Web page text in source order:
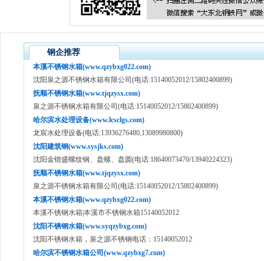
钢企推荐
本溪不锈钢水箱(www.qzybxg022.com)
沈阳泉之源不锈钢水箱有限公司(电话:15140052012/15802400899)
抚顺不锈钢水箱(www.tjqzysx.com)
泉之源不锈钢水箱有限公司(电话:15140052012/15802400899)
哈尔滨水处理设备(www.lcsclgs.com)
龙宸水处理设备(电话:13936276480,13089980800)
沈阳建筑钢(www.sysjks.com)
沈阳金锴盛螺纹钢、盘螺、盘圆(电话:18640073470/13940224323)
抚顺不锈钢水箱(www.tjqzysx.com)
泉之源不锈钢水箱有限公司(电话:15140052012/15802400899)
本溪不锈钢水箱(www.qzybxg022.com)
本溪不锈钢水箱|本溪市不锈钢水箱15140052012
沈阳不锈钢水箱(www.syqzybxg.com)
沈阳不锈钢水箱，泉之源不锈钢电话：15140052012
哈尔滨不锈钢水箱公司(www.qzybxg7.com)